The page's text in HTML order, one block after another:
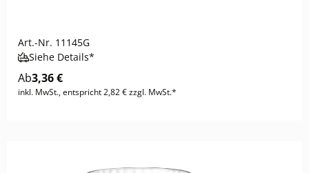
Art.-Nr. 11145G
Siehe Details*
Ab3,36 €
inkl. MwSt., entspricht 2,82 € zzgl. MwSt.*